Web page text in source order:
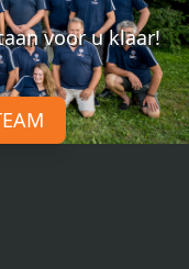
voor u klaar!